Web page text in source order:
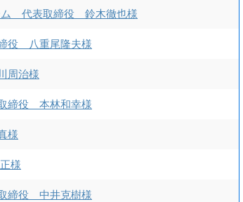
ム 代表取締役 鈴木徹也様
役 八重尾隆夫様
周治様
締役 本林和幸様
様
様
締役 中井克樹様